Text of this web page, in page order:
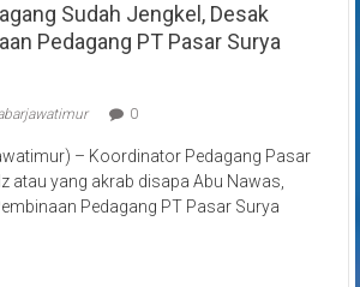
Sudah Jengkel, Desak
Pedagang PT Pasar Surya
0
– Koordinator Pedagang Pasar
atau yang akrab disapa Abu Nawas,
Pedagang PT Pasar Surya